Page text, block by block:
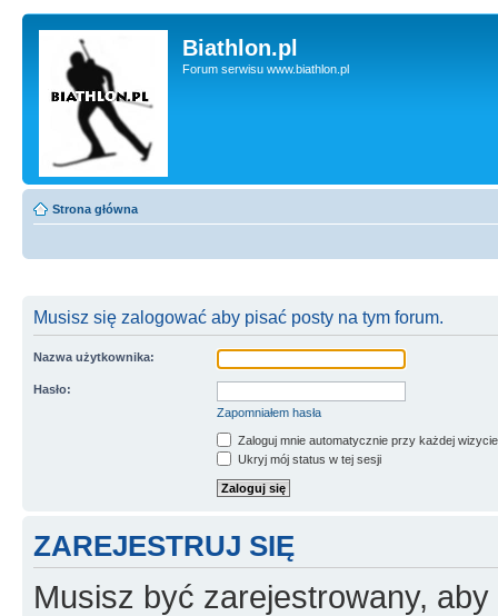
Biathlon.pl
Forum serwisu www.biathlon.pl
Strona główna
Musisz się zalogować aby pisać posty na tym forum.
Nazwa użytkownika:
Hasło:
Zapomniałem hasła
Zaloguj mnie automatycznie przy każdej wizycie
Ukryj mój status w tej sesji
ZAREJESTRUJ SIĘ
Musisz być zarejestrowany,